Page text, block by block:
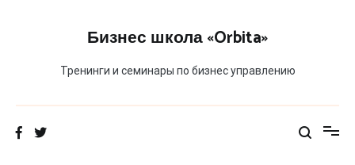
Бизнес школа «Orbita»
Тренинги и семинары по бизнес управлению